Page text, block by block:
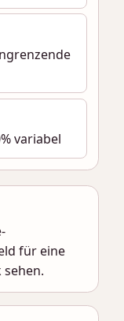
variabel
für eine